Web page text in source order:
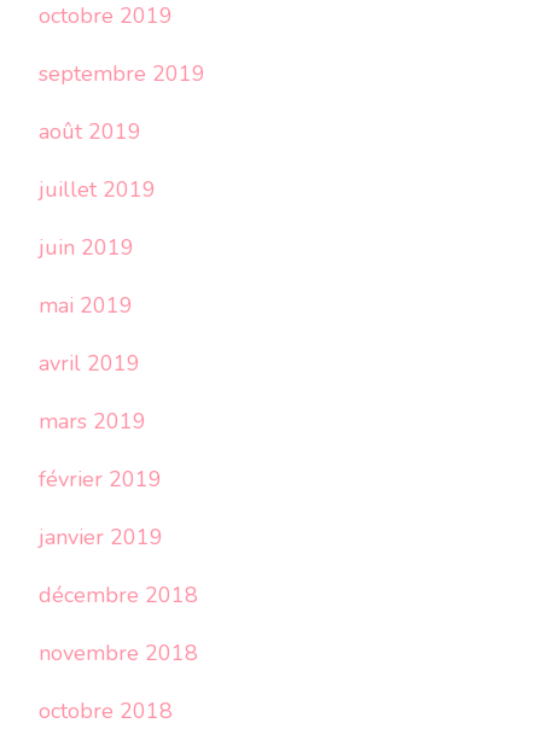
octobre 2019
septembre 2019
août 2019
juillet 2019
juin 2019
mai 2019
avril 2019
mars 2019
février 2019
janvier 2019
décembre 2018
novembre 2018
octobre 2018